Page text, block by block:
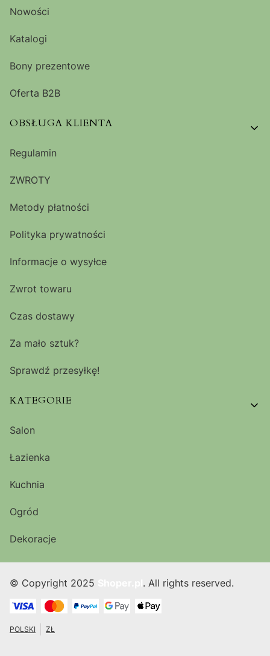
Nowości
Katalogi
Bony prezentowe
Oferta B2B
OBSŁUGA KLIENTA
Regulamin
ZWROTY
Metody płatności
Polityka prywatności
Informacje o wysyłce
Zwrot towaru
Czas dostawy
Za mało sztuk?
Sprawdź przesyłkę!
KATEGORIE
Salon
Łazienka
Kuchnia
Ogród
Dekoracje
© Copyright 2025 . All rights reserved.
POLSKI ZŁ